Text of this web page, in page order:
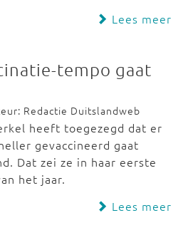
Lees meer
tempo gaat
Redactie Duitslandweb
heeft toegezegd dat er
gevaccineerd gaat
Dat zei ze in haar eerste
het jaar.
Lees meer